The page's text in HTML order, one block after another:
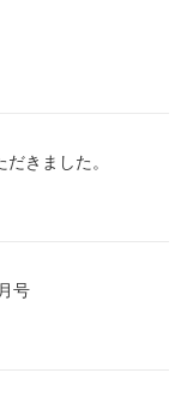
きました。
号